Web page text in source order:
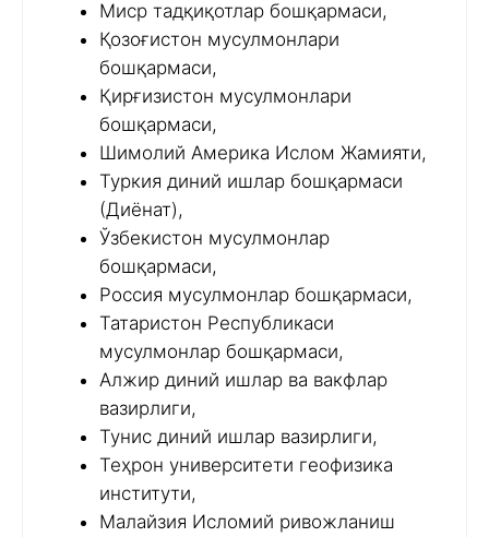
Миср тадқиқотлар бошқармаси,
Қозоғистон мусулмонлари
бошқармаси,
Қирғизистон мусулмонлари
бошқармаси,
Шимолий Америка Ислом Жамияти,
Туркия диний ишлар бошқармаси
(Диёнат),
Ўзбекистон мусулмонлар
бошқармаси,
Россия мусулмонлар бошқармаси,
Татаристон Республикаси
мусулмонлар бошқармаси,
Алжир диний ишлар ва вакфлар
вазирлиги,
Тунис диний ишлар вазирлиги,
Теҳрон университети геофизика
институти,
Малайзия Исломий ривожланиш